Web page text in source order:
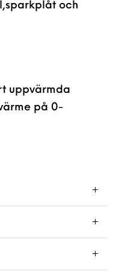
och
uppvärmda
på 0-